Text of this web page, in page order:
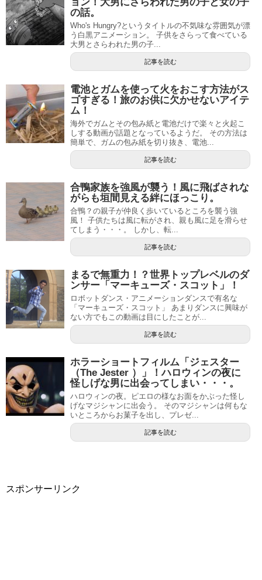
の話。
Who's Hungry?というタイトルの不気味な雰囲気が漂
う白黒アニメーション。 子供をさらって食べている
大男とさらわれた男の子...
記事を読む
電池とガムを使って火をおこす方法がス
ゴすぎる！旅のお供に欠かせないアイテ
ム！
海外でガムとその包み紙と電池だけで楽々と火起こ
しする動画が話題となっているようだ。 その方法は
簡単で、ガムの包み紙を切り抜き、電池...
記事を読む
合鴨家族を強風が襲う！風に飛ばされな
がらも垣間見える絆にほっこり。
合鴨？の親子が仲良く歩いているところを襲う強
風！ 子供たちは風に転がされ、親も風に足を滑らせ
てしまう・・・。 しかし、転...
記事を読む
まるで無重力！？世界トップレベルのダ
ンサー「マーキューズ・スコット」！
ロボットダンス・アニメーションダンスで有名な
「マーキューズ・スコット」 あまりダンスに興味が
ない方でもこの動画は目にしたことが...
記事を読む
ホラーショートフィルム「ジェスター
（The Jester ）」！ハロウィンの夜に
怪しげな男に出会ってしまい・・・。
ハロウィンの夜。ピエロの様なお面をかぶった怪し
げなマジシャンに出会う。 そのマジシャンは何もな
いところからお菓子を出し、プレゼ...
記事を読む
スポンサーリンク